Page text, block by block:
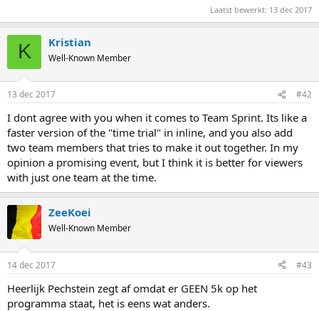
Laatst bewerkt: 13 dec 2017
K Kristian
Well-Known Member
13 dec 2017 #42
I dont agree with you when it comes to Team Sprint. Its like a
faster version of the "time trial" in inline, and you also add
two team members that tries to make it out together. In my
opinion a promising event, but I think it is better for viewers
with just one team at the time.
ZeeKoei
Well-Known Member
14 dec 2017 #43
Heerlijk Pechstein zegt af omdat er GEEN 5k op het
programma staat, het is eens wat anders.